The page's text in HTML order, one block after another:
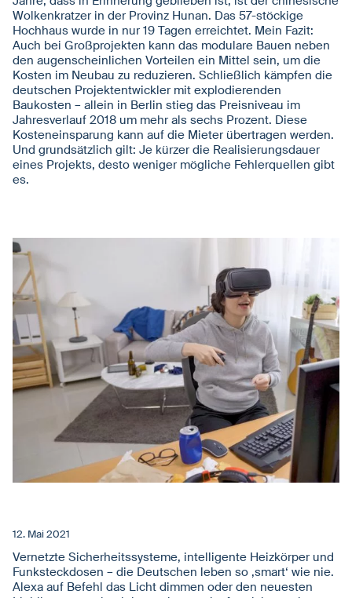
Wolkenkratzer in der Provinz Hunan. Das 57-stöckige
Hochhaus wurde in nur 19 Tagen erreichtet. Mein Fazit:
Auch bei Großprojekten kann das modulare Bauen neben
den augenscheinlichen Vorteilen ein Mittel sein, um die
Kosten im Neubau zu reduzieren. Schließlich kämpfen die
deutschen Projektentwickler mit explodierenden
Baukosten – allein in Berlin stieg das Preisniveau im
Jahresverlauf 2018 um mehr als sechs Prozent. Diese
Kosteneinsparung kann auf die Mieter übertragen werden.
Und grundsätzlich gilt: Je kürzer die Realisierungsdauer
eines Projekts, desto weniger mögliche Fehlerquellen gibt
es.
12. Mai 2021
Vernetzte Sicherheitssysteme, intelligente Heizkörper und
Funksteckdosen – die Deutschen leben so ‚smart‘ wie nie.
Alexa auf Befehl das Licht dimmen oder den neuesten